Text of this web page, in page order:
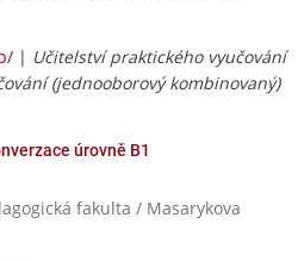
| Učitelství praktického vyučování
(jednooborový kombinovaný)
úrovně B1
fakulta / Masarykova